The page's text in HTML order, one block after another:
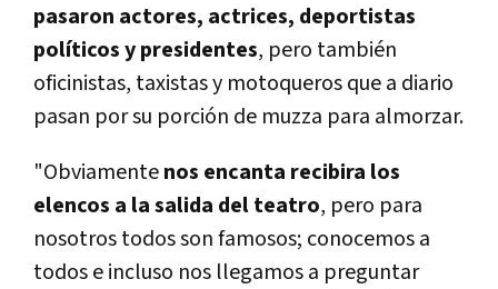
pasaron actores, actrices, deportistas
políticos y presidentes, pero también
oficinistas, taxistas y motoqueros que a diario
pasan por su porción de muzza para almorzar.
"Obviamentenos encanta recibira los
elencos a la salida del teatro, pero para
nosotros todos son famosos; conocemos a
todos e incluso nos llegamos a preguntar